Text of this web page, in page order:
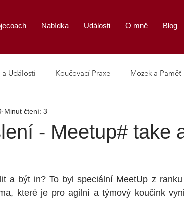
Nabídka Události O mně Blog
a Události Koučovací Praxe Mozek a Paměť
- Meetup# take
Minut čtení: 3
a být in? To byl speciální MeetUp z ranku
které je pro agilní a týmový koučink